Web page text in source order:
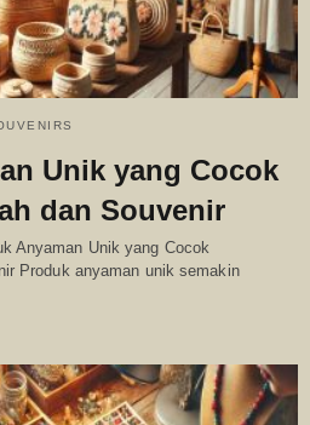
Unik yang Cocok
dan Souvenir
Anyaman Unik yang Cocok
Produk anyaman unik semakin